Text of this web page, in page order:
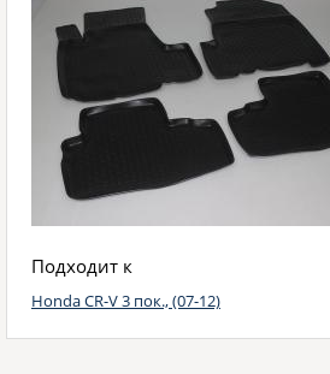
Подходит к
Honda CR-V 3 пок., (07-12)